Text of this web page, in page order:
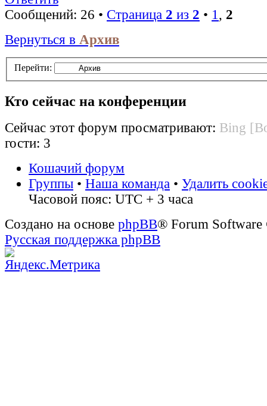
Сообщений: 26 • Страница 2 из 2 • 1, 2
Вернуться в Архив
Перейти:
Кто сейчас на конференции
Сейчас этот форум просматривают: Bing
гости: 3
Кошачий форум
Группы • Наша команда • Удалить
Часовой пояс: UTC + 3 часа
Создано на основе phpBB® Forum
Русская поддержка phpBB